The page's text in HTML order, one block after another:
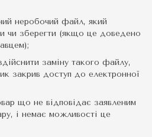
неробочий файл, який
чи зберегти (якщо це доведено
заміну такого файлу,
закрив доступ до електронної
що не відповідає заявленим
і немає можливості це